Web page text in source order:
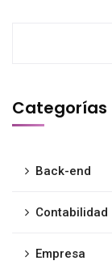
Categorías
Back-end
Contabilidad
Empresa